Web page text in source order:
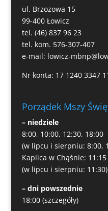
ul. Brzozowa 15
99-400 Łowicz
tel. (46) 837 96 23
tel. kom. 576-307-407
e-mail: lowicz-
Nr konta: 17 1240 3347
Porządek Mszy
– niedziele
8:00, 10:00, 12:30, 18:00
(w lipcu i sierpniu: 8:00,
Kaplica w Chąśnie: 11:15
(w lipcu i sierpniu: 11:30)
– dni powszednie
18:00 (szczegóły)